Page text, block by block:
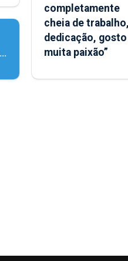
completamente
cheia de trabalho,
dedicação, gosto
muita paixão”